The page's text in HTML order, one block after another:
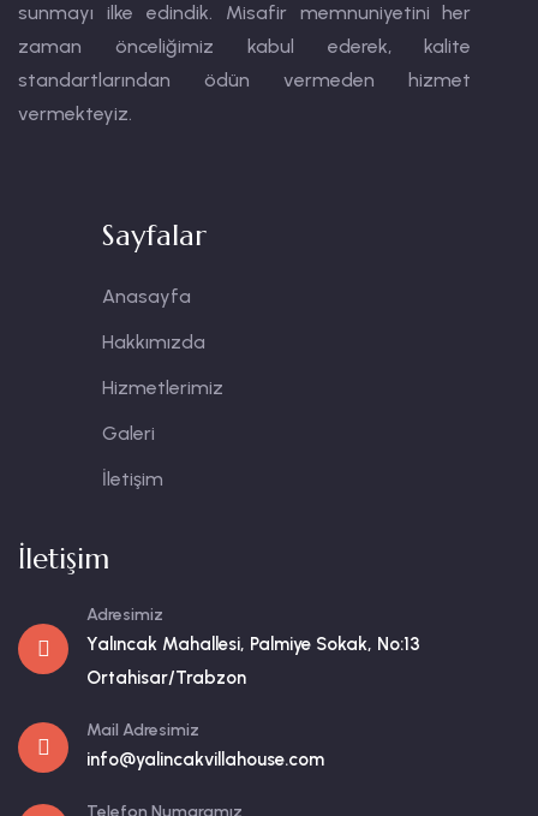
sunmayı ilke edindik. Misafir memnuniyetini her
zaman önceliğimiz kabul ederek, kalite
standartlarından ödün vermeden hizmet
vermekteyiz.
Sayfalar
Anasayfa
Hakkımızda
Hizmetlerimiz
Galeri
İletişim
İletişim
Adresimiz
Yalıncak Mahallesi, Palmiye Sokak, No:13
Ortahisar/Trabzon
Mail Adresimiz
info@yalincakvillahouse.com
Telefon Numaramız